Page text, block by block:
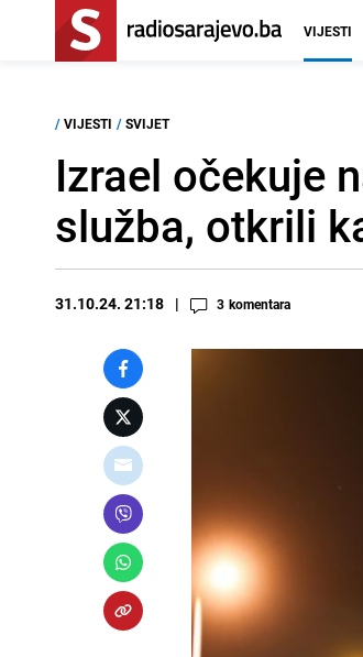
VIJESTI
/ VIJESTI / SVIJET
Izrael očekuje
služba, otkrili
31.10.24. 21:18 3 komentara